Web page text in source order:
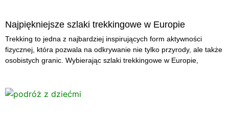
Najpiękniejsze szlaki trekkingowe w Europie
Trekking to jedna z najbardziej inspirujących form aktywności
fizycznej, która pozwala na odkrywanie nie tylko przyrody, ale także
osobistych granic. Wybierając szlaki trekkingowe w Europie,